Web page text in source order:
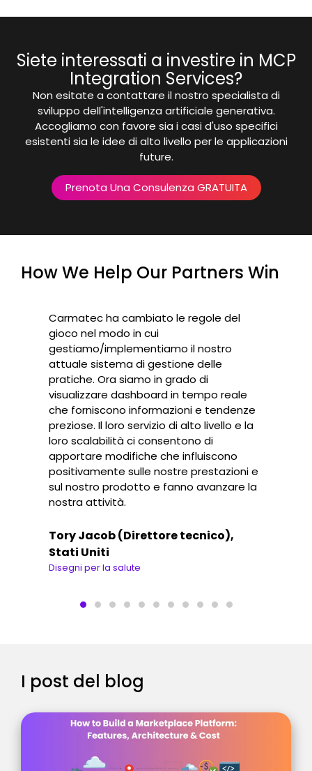
Siete interessati a investire in MCP
Integration Services?
Non esitate a contattare il nostro specialista di
sviluppo dell'intelligenza artificiale generativa.
Accogliamo con favore sia i casi d'uso specifici
esistenti sia le idee di alto livello per le applicazioni
future.
Prenota Una Consulenza GRATUITA
How We Help Our Partners Win
Carmatec ha cambiato le regole del
gioco nel modo in cui
gestiamo/implementiamo il nostro
attuale sistema di gestione delle
pratiche. Ora siamo in grado di
visualizzare dashboard in tempo reale
che forniscono informazioni e tendenze
preziose. Il loro servizio di alto livello e la
loro scalabilità ci consentono di
apportare modifiche che influiscono
positivamente sulle nostre prestazioni e
sul nostro prodotto e fanno avanzare la
nostra attività.
Tory Jacob (Direttore tecnico),
Stati Uniti
Disegni per la salute
I post del blog